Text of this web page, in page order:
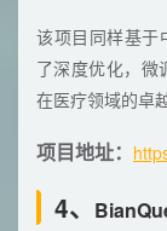
该项目同样基于
了深度优化，微
在医疗领域的卓
项目地址：
4、